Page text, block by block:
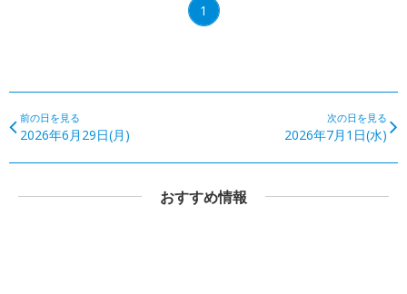
1
前の日を見る
2026年6月29日(月)
次の日を見る
2026年7月1日(水)
おすすめ情報